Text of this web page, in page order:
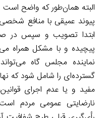
البته همان‌طور که واضح
پیوند عمیقی با منافع شخصی
ابتدا تصویب و سپس در
پیچیده و با مشکل همراه
نماینده مجلس گاه
گسترده‌ای را شامل شود که
مفید و یا عدم اجرای
نارضایتی عمومی مردم